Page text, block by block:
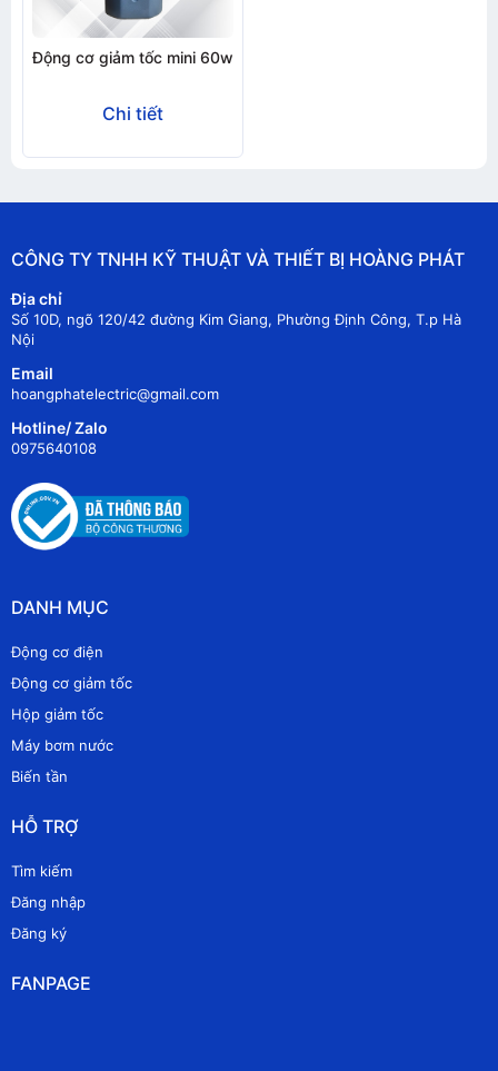
Động cơ giảm tốc mini 60w
Chi tiết
CÔNG TY TNHH KỸ THUẬT VÀ THIẾT BỊ HOÀNG PHÁT
Địa chỉ
Số 10D, ngõ 120/42 đường Kim Giang, Phường Định Công, T.p Hà
Nội
Email
hoangphatelectric@gmail.com
Hotline/ Zalo
0975640108
DANH MỤC
Động cơ điện
Động cơ giảm tốc
Hộp giảm tốc
Máy bơm nước
Biến tần
HỖ TRỢ
Tìm kiếm
Đăng nhập
Đăng ký
FANPAGE